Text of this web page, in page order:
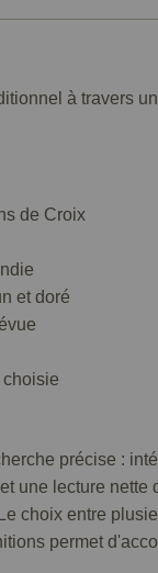
à travers
de Croix
et doré
choisie
précise :
une lecture
choix entre
permet